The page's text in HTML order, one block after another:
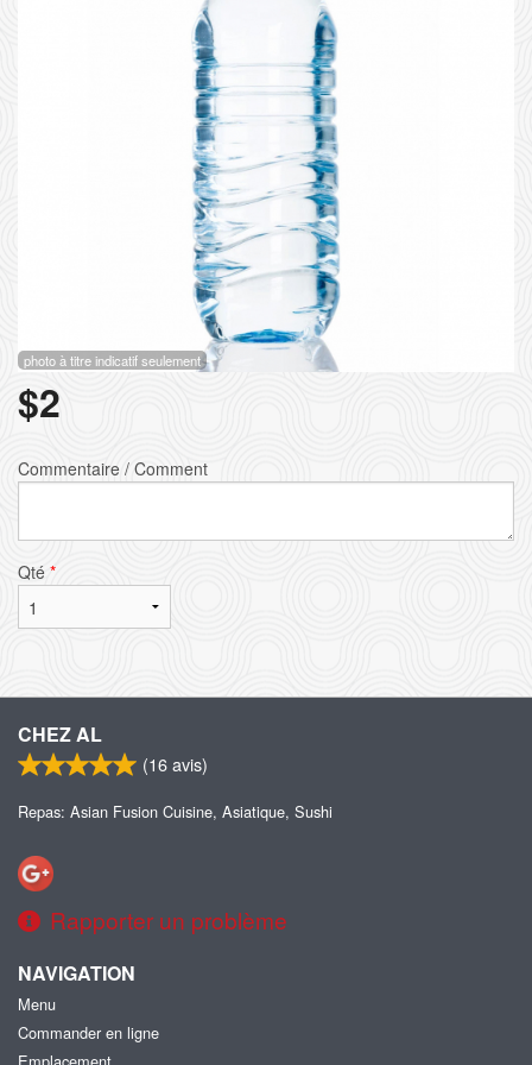
photo à titre indicatif seulement
$2
Commentaire / Comment
Qté *
CHEZ AL
(16avis)
Repas: Asian Fusion Cuisine, Asiatique, Sushi
Rapporter un problème
NAVIGATION
Menu
Commander en ligne